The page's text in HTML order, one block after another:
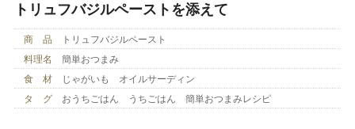
トリュフバジルペーストを添えて
商 品
トリュフバジルペースト
料理名
簡単おつまみ
食 材
じゃがいも オイルサーディン
タ グ
おうちごはん うちごはん 簡単おつまみレシピ